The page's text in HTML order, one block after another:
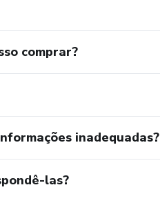
comprar?
inadequadas?
las?